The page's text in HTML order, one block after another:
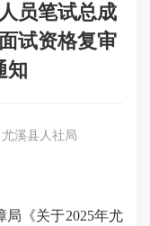
员笔试总成
试资格复审
知
溪县人社局
《关于2025年尤